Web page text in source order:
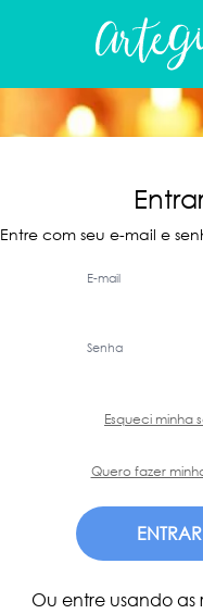
Entre com seu e-mail e
E-mail
Senha
Esqueci minha
Quero fazer
ENTRAR
Ou entre usando as